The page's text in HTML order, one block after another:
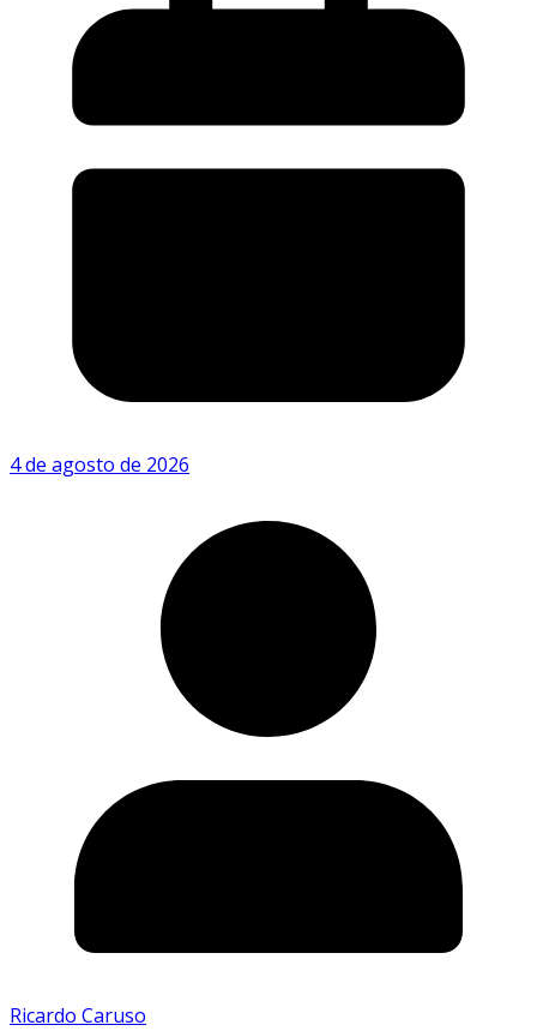
4 de agosto de 2026
Ricardo Caruso